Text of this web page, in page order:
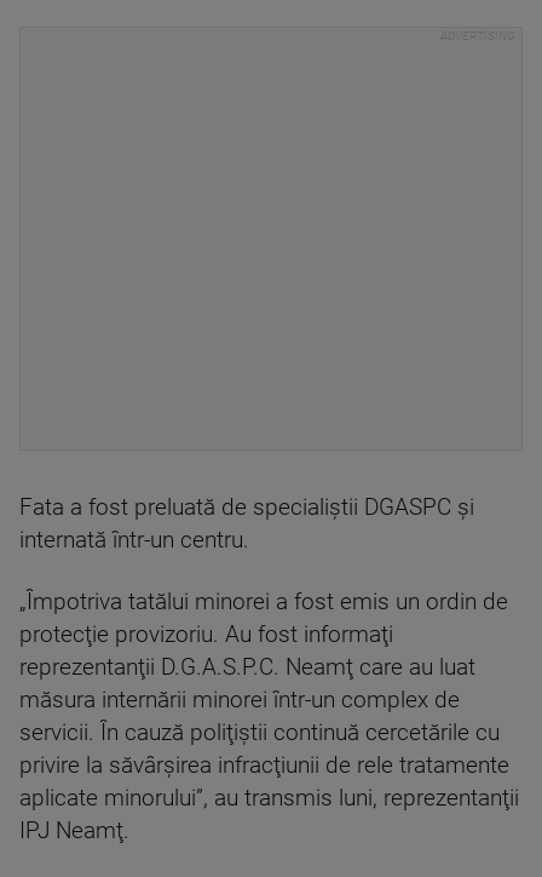
Fata a fost preluată de specialiştii DGASPC şi
internată într-un centru.
„Împotriva tatălui minorei a fost emis un ordin de
protecţie provizoriu. Au fost informaţi
reprezentanţii D.G.A.S.P.C. Neamţ care au luat
măsura internării minorei într-un complex de
servicii. În cauză poliţiştii continuă cercetările cu
privire la săvârşirea infracţiunii de rele tratamente
aplicate minorului”, au transmis luni, reprezentanţii
IPJ Neamţ.